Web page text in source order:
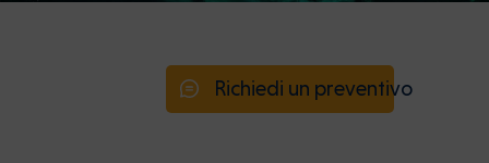
Richiedi un preventivo